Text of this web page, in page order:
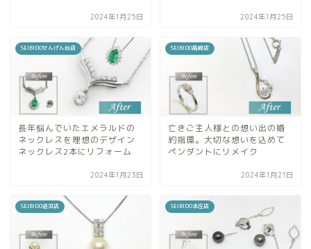
2024年1月25日 2024年1月25日
SEIBIDOせんげん台店
長年悩んでいたエメラルドの
ネックレスを理想のデザイン
ネックレス2本にリフォーム
2024年1月23日
SEIBIDO高崎店
亡きご主人様との想い出の婚
約指環。大切な想いを込めて
ペンダントにリメイク
2024年1月21日
SEIBIDO追浜店 SEIBIDO本庄店